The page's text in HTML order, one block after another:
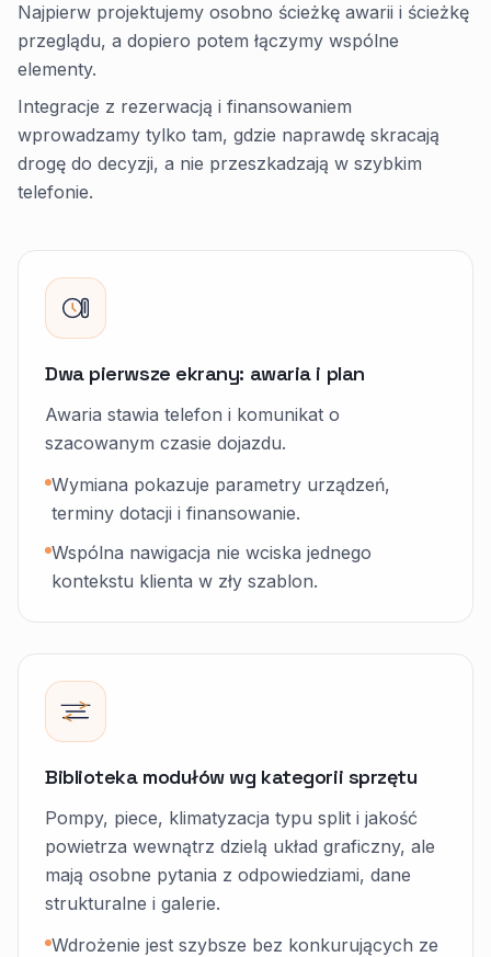
Najpierw projektujemy osobno ścieżkę awarii i ścieżkę
przeglądu, a dopiero potem łączymy wspólne
elementy.
Integracje z rezerwacją i finansowaniem
wprowadzamy tylko tam, gdzie naprawdę skracają
drogę do decyzji, a nie przeszkadzają w szybkim
telefonie.
Dwa pierwsze ekrany: awaria i plan
Awaria stawia telefon i komunikat o
szacowanym czasie dojazdu.
Wymiana pokazuje parametry urządzeń,
terminy dotacji i finansowanie.
Wspólna nawigacja nie wciska jednego
kontekstu klienta w zły szablon.
Biblioteka modułów wg kategorii sprzętu
Pompy, piece, klimatyzacja typu split i jakość
powietrza wewnątrz dzielą układ graficzny, ale
mają osobne pytania z odpowiedziami, dane
strukturalne i galerie.
Wdrożenie jest szybsze bez konkurujących ze